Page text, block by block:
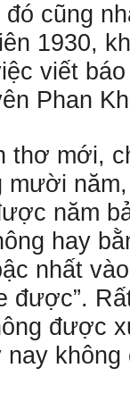
cũng
1930,
viết
Phan
thơ mới,
năm
hay
nhất
được”.
được